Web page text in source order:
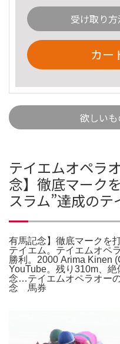
受け取り
カー
欲しい
テイエムオペラ
念】徹底マーク
スラム”達成の
有馬記念】徹底マークを
テイエム。テイエムオペ
勝利。2000 Arima Kinen
YouTube。残り310m、
念…テイエムオペラオー
念 馬券